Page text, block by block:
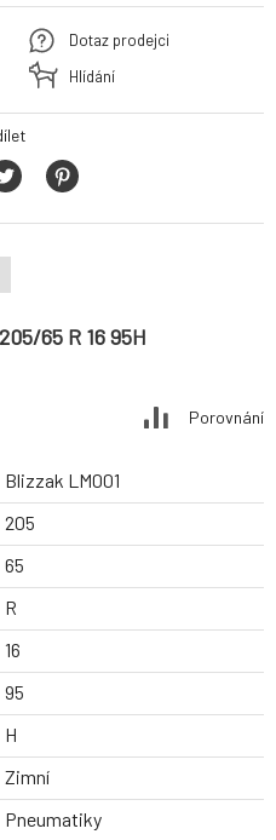
Dotaz prodejci
Hlídání
65 R 16 95H
Porovnání
Blizzak LM001
205
65
R
16
95
H
Zimní
Pneumatiky